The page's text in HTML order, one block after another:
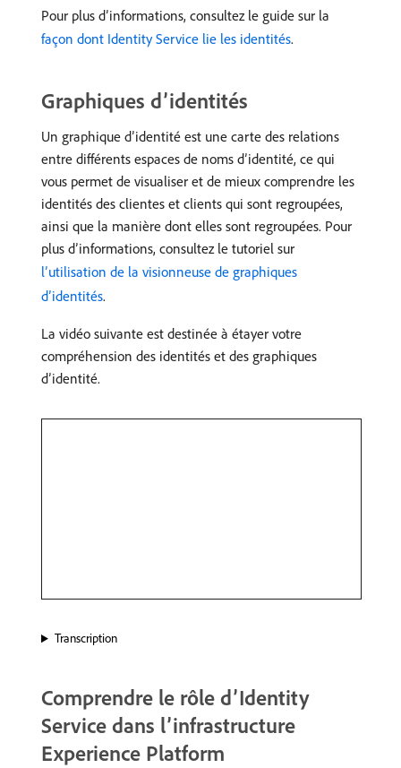
Pour plus d’informations, consultez le guide sur la
façon dont Identity Service lie les identités.
Graphiques d’identités
Un graphique d’identité est une carte des relations
entre différents espaces de noms d’identité, ce qui
vous permet de visualiser et de mieux comprendre les
identités des clientes et clients qui sont regroupées,
ainsi que la manière dont elles sont regroupées. Pour
plus d’informations, consultez le tutoriel sur
l’utilisation de la visionneuse de graphiques
d’identités.
La vidéo suivante est destinée à étayer votre
compréhension des identités et des graphiques
dʼidentité.
Transcription
Comprendre le rôle d’Identity
Service dans l’infrastructure
Experience Platform